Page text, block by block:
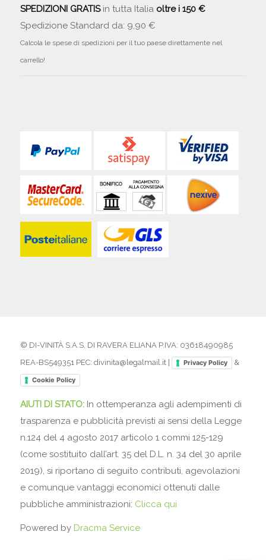
SPEDIZIONI GRATISin tutta Italia oltre i 150 €
Spedizione Standard da: 9,90 €
Calcola le spese di spedizioni per il tuo paese direttamente nel
carrello!
© DI-VINITÀ S.A.S. DI RAVERA ELIANA P.IVA: 03618490985
REA-BS549351 PEC: divinita@legalmail.it |
Privacy Policy &
Cookie Policy
AIUTI DI STATO: In ottemperanza agli adempimenti di
trasparenza e pubblicità previsti ai sensi della Legge
n.124 del 4 agosto 2017 articolo 1 commi 125-129
(come sostituito dall’art. 35 del D.L. n. 34 del 30 aprile
2019), si riportano di seguito contributi, agevolazioni
e comunque vantaggi economici ottenuti dalle
pubbliche amministrazioni: Clicca qui
Powered by Dracma Service